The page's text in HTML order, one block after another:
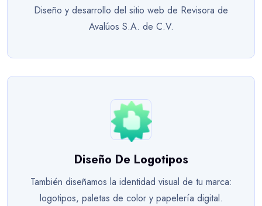
Diseño y desarrollo del sitio web de Revisora de
Avalúos S.A. de C.V.
Diseño De Logotipos
También diseñamos la identidad visual de tu marca:
logotipos, paletas de color y papelería digital.